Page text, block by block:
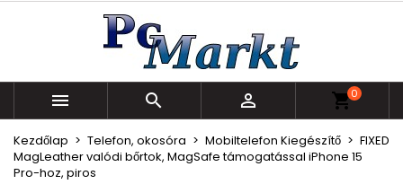
   shopping_cart0
Kezdőlap Telefon, okosóra Mobiltelefon Kiegészítő
FIXED
MagLeather valódi bőrtok, MagSafe támogatással iPhone 15
Pro-hoz, piros
Kívánságlistáim
add_circle_outline Új lista létrehozása
Kívánságlista létrehozása
Kívánságlista neve
Bejelentkezés
Be kell jelentkezned a termékek kívánságlistába
történő mentéséhez.
Mégsem Bejelentkezés